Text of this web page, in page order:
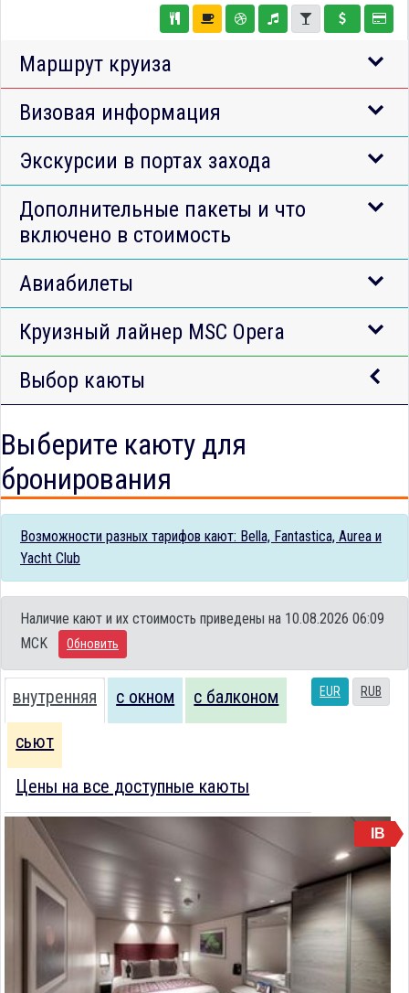
Маршрут круиза
Визовая информация
Экскурсии в портах захода
Дополнительные пакеты и что
включено в стоимость
Авиабилеты
Круизный лайнер MSC Opera
Выбор каюты
Выберите каюту для
бронирования
Возможности разных тарифов кают: Bella, Fantastica, Aurea и
Yacht Club
Наличие кают и их стоимость приведены на 10.08.2026 06:09
MCK
Обновить
EUR RUB
внутренняя с окном с балконом
сьют
Цены на все доступные каюты
IB